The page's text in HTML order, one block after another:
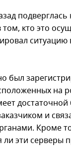
подверглась
кто это
ситуацию
был
на
и
Кроме
эти серверы